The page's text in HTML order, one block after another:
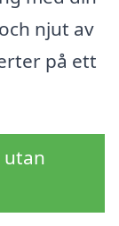
njut av
på ett
utan